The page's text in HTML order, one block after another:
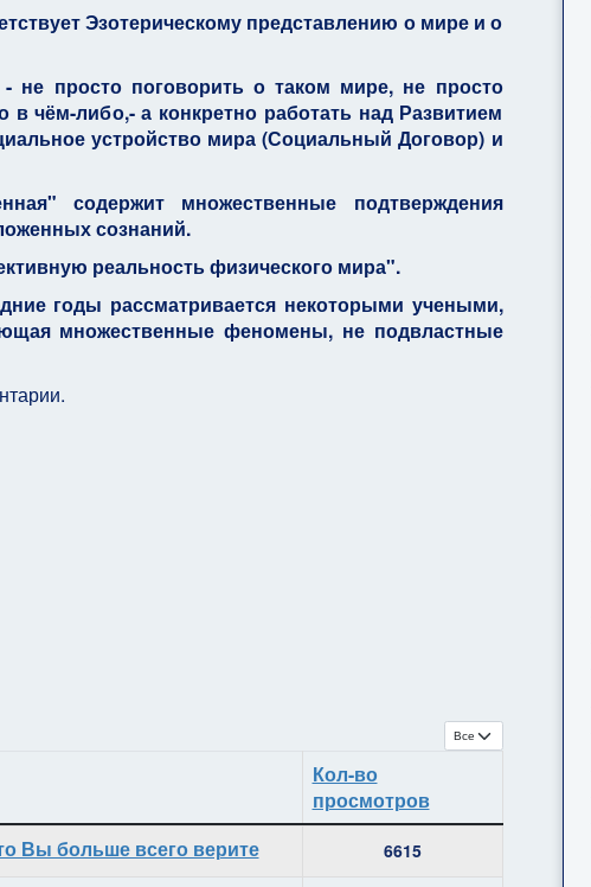
Эзотерическому представлению о мире и о
не просто поговорить о таком мире, не просто
в чём-либо,- а конкретно работать над Развитием
устройство мира (Социальный Договор) и
содержит множественные подтверждения
сознаний.
реальность физического мира".
годы рассматривается некоторыми учеными,
множественные феномены, не подвластные
Кол-во строк:
Кол-во
просмотров
Вы больше всего верите
6615